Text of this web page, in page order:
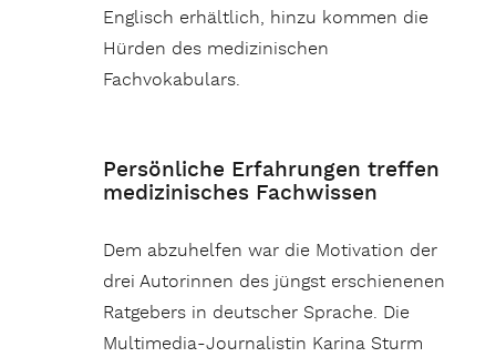
Englisch erhältlich, hinzu kommen die
Hürden des medizinischen
Fachvokabulars.
Persönliche Erfahrungen treffen
medizinisches Fachwissen
Dem abzuhelfen war die Motivation der
drei Autorinnen des jüngst erschienenen
Ratgebers in deutscher Sprache. Die
Multimedia-Journalistin Karina Sturm